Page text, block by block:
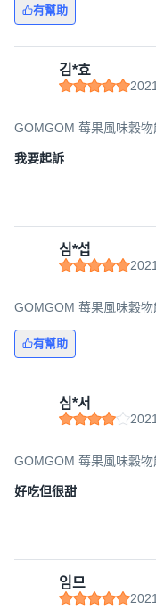
有幫助
김*효
GOMGOM 莓果風味穀
我要起訴
심*섭
GOMGOM 莓果風味穀
有幫助
심*서
GOMGOM 莓果風味穀
好吃但很甜
임므